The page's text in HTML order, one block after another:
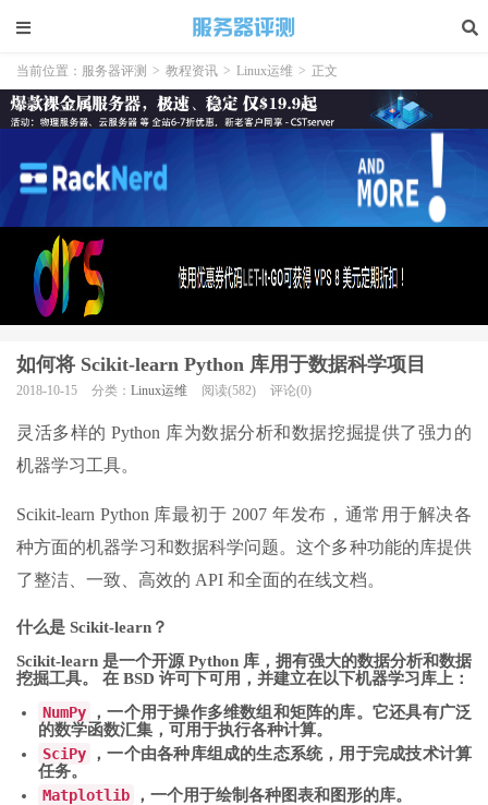
当前位置： 服务器评测 > 教程资讯 > Linux运维 > 正文
如何将 Scikit-learn Python 库用于数据科学项目
2018-10-15 分类： Linux运维 阅读(582) 评论(0)
灵活多样的 Python 库为数据分析和数据挖掘提供了强力的
机器学习工具。
Scikit-learn Python 库最初于 2007 年发布，通常用于解决各
种方面的机器学习和数据科学问题。这个多种功能的库提供
了整洁、一致、高效的 API 和全面的在线文档。
什么是 Scikit-learn？
Scikit-learn 是一个开源 Python 库，拥有强大的数据分析和数据
挖掘工具。 在 BSD 许可下可用，并建立在以下机器学习库上：
NumPy
，一个用于操作多维数组和矩阵的库。它还具有广泛
的数学函数汇集，可用于执行各种计算。
SciPy
，一个由各种库组成的生态系统，用于完成技术计算
任务。
Matplotlib
，一个用于绘制各种图表和图形的库。